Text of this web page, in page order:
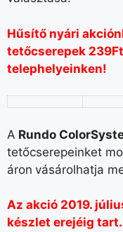
Hűsítő nyári
tetőcserepek
telephelyeinken!
A Rundo
tetőcserepeinket
áron vásárolhatja
Az akció 2019.
készlet erejéig tart.